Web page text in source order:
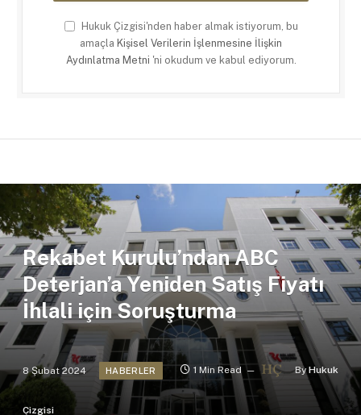
Hukuk Çizgisi'nden haber almak istiyorum, bu
amaçla Kişisel Verilerin İşlenmesine İlişkin
Aydınlatma Metni 'ni okudum ve kabul ediyorum.
Rekabet Kurulu’ndan ABC
Deterjan’a Yeniden Satış Fiyatı
İhlali için Soruşturma
8 Şubat 2024 HABERLER 1 Min Read By Hukuk
Çizgisi